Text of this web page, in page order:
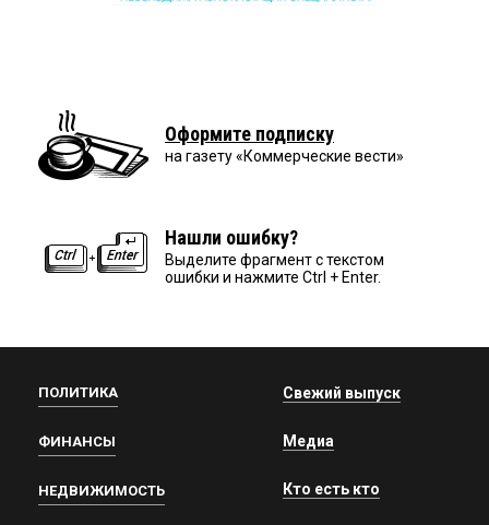
Оформите подписку
на газету «Коммерческие вести»
Нашли ошибку?
Выделите фрагмент с текстом
ошибки и нажмите Ctrl + Enter.
ПОЛИТИКА
ФИНАНСЫ
НЕДВИЖИМОСТЬ
Свежий выпуск
Медиа
Кто есть кто